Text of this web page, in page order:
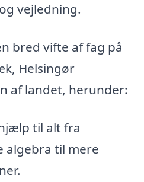
vejledning.
bred vifte af fag på
Helsingør
af landet, herunder:
til alt fra
til mere